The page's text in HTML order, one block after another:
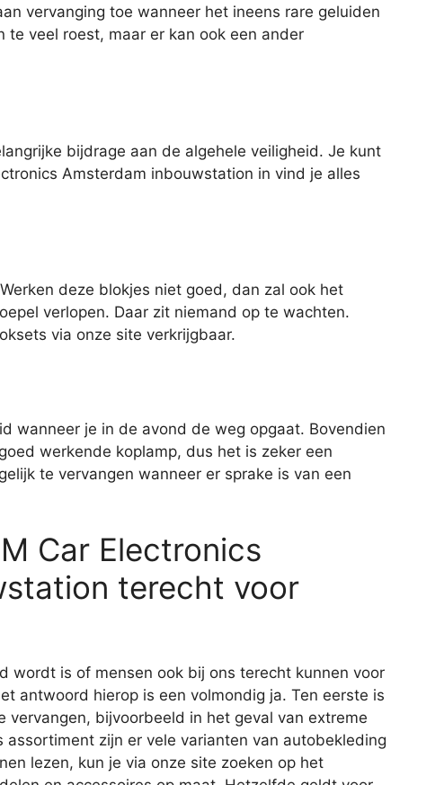
vervanging toe wanneer het ineens rare geluiden
te veel roest, maar er kan ook een ander
bijdrage aan de algehele veiligheid. Je kunt
Amsterdam inbouwstation in vind je alles
deze blokjes niet goed, dan zal ook het
verlopen. Daar zit niemand op te wachten.
via onze site verkrijgbaar.
wanneer je in de avond de weg opgaat. Bovendien
werkende koplamp, dus het is zeker een
te vervangen wanneer er sprake is van een
Car Electronics
terecht voor
wordt is of mensen ook bij ons terecht kunnen voor
antwoord hierop is een volmondig ja. Ten eerste is
vervangen, bijvoorbeeld in het geval van extreme
zijn er vele varianten van autobekleding
lezen, kun je via onze site zoeken op het